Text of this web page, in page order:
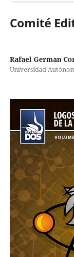
Comité
Rafael German
Universidad